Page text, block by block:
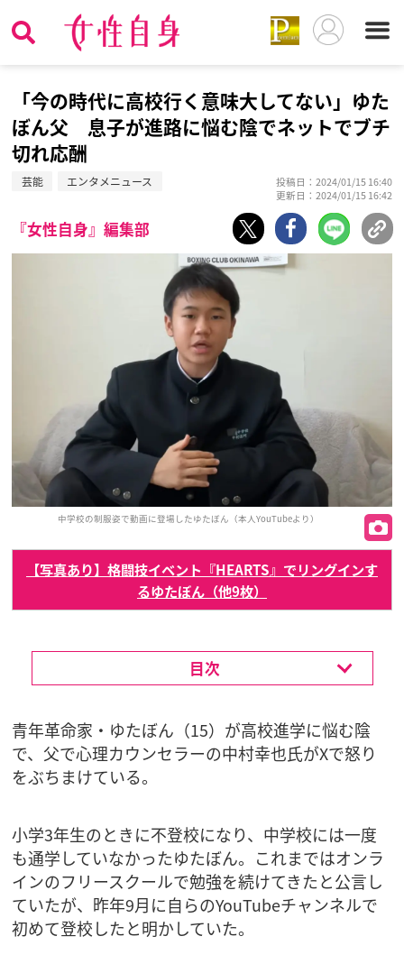
「今の時代に高校行く意味大してない」ゆた
ぼん父 息子が進路に悩む陰でネットでブチ
切れ応酬
芸能 エンタメニュース
投稿日：2024/01/15 16:40
更新日：2024/01/15 16:42
『女性自身』編集部
中学校の制服姿で動画に登場したゆたぼん（本人YouTubeより）
【写真あり】格闘技イベント『HEARTS』でリングインす
るゆたぼん（他9枚）
目次
青年革命家・ゆたぼん（15）が高校進学に悩む陰
で、父で心理カウンセラーの中村幸也氏がXで怒り
をぶちまけている。
小学3年生のときに不登校になり、中学校には一度
も通学していなかったゆたぼん。これまではオンラ
インのフリースクールで勉強を続けてきたと公言し
ていたが、昨年9月に自らのYouTubeチャンネルで
初めて登校したと明かしていた。